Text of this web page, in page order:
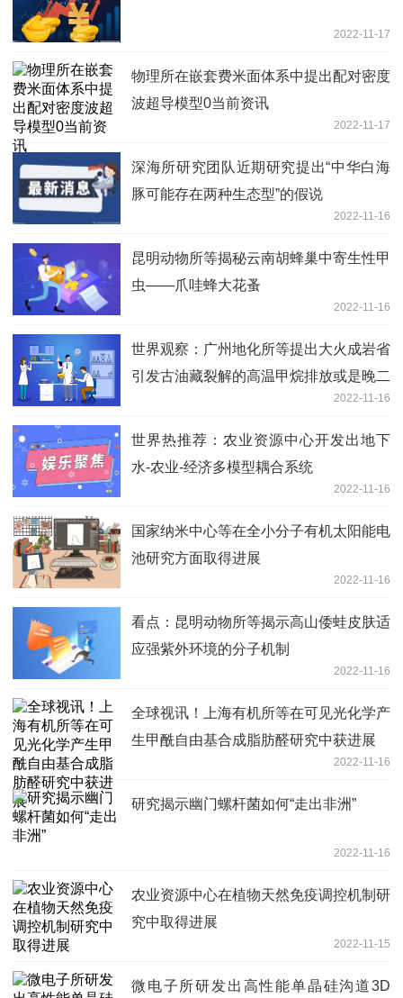
2022-11-17
物理所在嵌套费米面体系中提出配对密度
波超导模型0当前资讯
2022-11-17
深海所研究团队近期研究提出“中华白海
豚可能存在两种生态型”的假说
2022-11-16
昆明动物所等揭秘云南胡蜂巢中寄生性甲
虫——爪哇蜂大花蚤
2022-11-16
世界观察：广州地化所等提出大火成岩省
引发古油藏裂解的高温甲烷排放或是晚二
2022-11-16
世界热推荐：农业资源中心开发出地下
水-农业-经济多模型耦合系统
2022-11-16
国家纳米中心等在全小分子有机太阳能电
池研究方面取得进展
2022-11-16
看点：昆明动物所等揭示高山倭蛙皮肤适
应强紫外环境的分子机制
2022-11-16
全球视讯！上海有机所等在可见光化学产
生甲酰自由基合成脂肪醛研究中获进展
2022-11-16
研究揭示幽门螺杆菌如何“走出非洲”
2022-11-16
农业资源中心在植物天然免疫调控机制研
究中取得进展
2022-11-15
微电子所研发出高性能单晶硅沟道3D